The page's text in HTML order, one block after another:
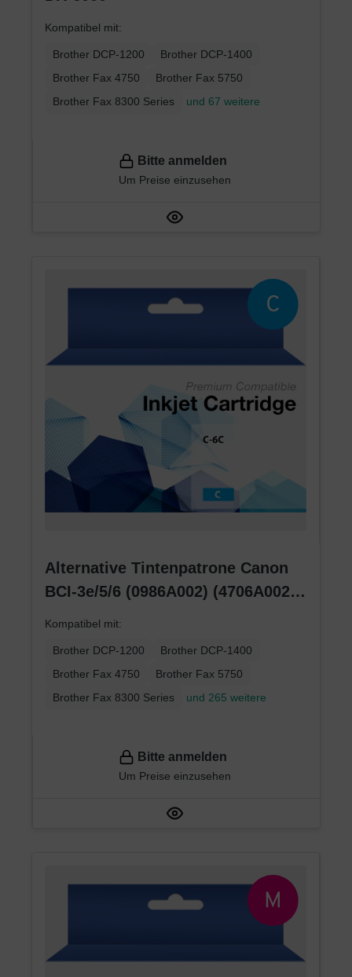
Kompatibel mit:
Brother DCP-1200
Brother DCP-1400
Brother Fax 4750
Brother Fax 5750
Brother Fax 8300 Series
und 67 weitere
Bitte anmelden
Um Preise einzusehen
Alternative Tintenpatrone Canon
BCI-3e/5/6 (0986A002) (4706A002)
Kompatibel mit:
Brother DCP-1200
Brother DCP-1400
Brother Fax 4750
Brother Fax 5750
Brother Fax 8300 Series
und 265 weitere
Bitte anmelden
Um Preise einzusehen